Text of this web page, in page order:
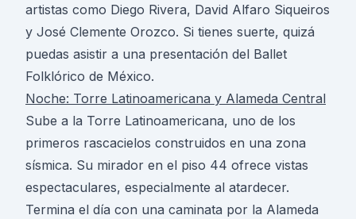
artistas como Diego Rivera, David Alfaro Siqueiros
y José Clemente Orozco. Si tienes suerte, quizá
puedas asistir a una presentación del Ballet
Folklórico de México.
Noche: Torre Latinoamericana y Alameda Central
Sube a la Torre Latinoamericana, uno de los
primeros rascacielos construidos en una zona
sísmica. Su mirador en el piso 44 ofrece vistas
espectaculares, especialmente al atardecer.
Termina el día con una caminata por la Alameda